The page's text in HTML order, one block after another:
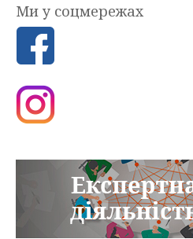
Ми у соцмережах